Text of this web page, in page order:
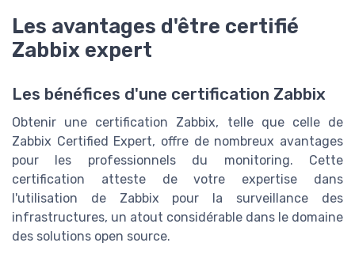
Les avantages d'être certifié
Zabbix expert
Les bénéfices d'une certification Zabbix
Obtenir une certification Zabbix, telle que celle de
Zabbix Certified Expert, offre de nombreux avantages
pour les professionnels du monitoring. Cette
certification atteste de votre expertise dans
l'utilisation de Zabbix pour la surveillance des
infrastructures, un atout considérable dans le domaine
des solutions open source.